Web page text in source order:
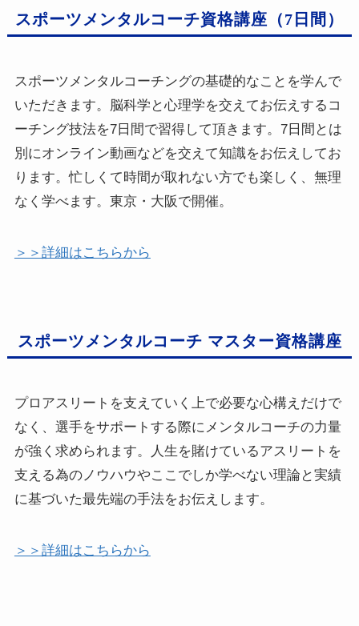
スポーツメンタルコーチ資格講座（7日間）
スポーツメンタルコーチングの基礎的なことを学んで
いただきます。脳科学と心理学を交えてお伝えするコ
ーチング技法を7日間で習得して頂きます。7日間とは
別にオンライン動画などを交えて知識をお伝えしてお
ります。忙しくて時間が取れない方でも楽しく、無理
なく学べます。東京・大阪で開催。
＞＞詳細はこちらから
スポーツメンタルコーチ マスター資格講座
プロアスリートを支えていく上で必要な心構えだけで
なく、選手をサポートする際にメンタルコーチの力量
が強く求められます。人生を賭けているアスリートを
支える為のノウハウやここでしか学べない理論と実績
に基づいた最先端の手法をお伝えします。
＞＞詳細はこちらから